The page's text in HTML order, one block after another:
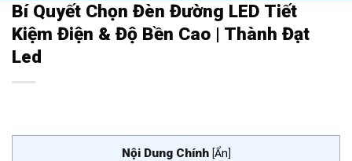
Bí Quyết Chọn Đèn Đường LED Tiết
Kiệm Điện & Độ Bền Cao | Thành Đạt
Led
Nội Dung Chính [Ẩn]